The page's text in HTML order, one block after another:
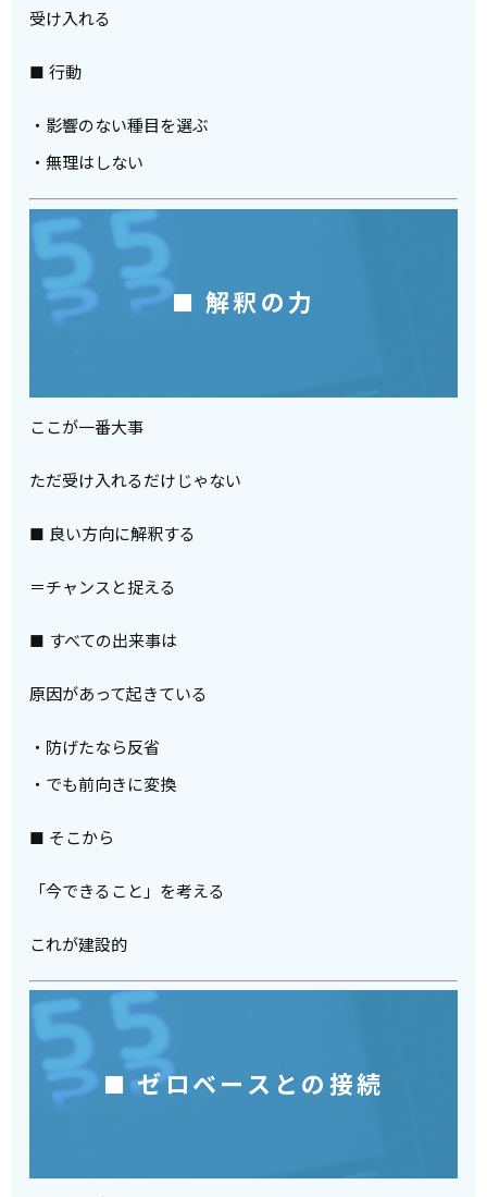
受け入れる
■ 行動
・影響のない種目を選ぶ
・無理はしない
■ 解釈の力
ここが一番大事
ただ受け入れるだけじゃない
■ 良い方向に解釈する
＝チャンスと捉える
■ すべての出来事は
原因があって起きている
・防げたなら反省
・でも前向きに変換
■ そこから
「今できること」を考える
これが建設的
■ ゼロベースとの接続